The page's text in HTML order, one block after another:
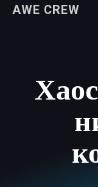
AWE CREW